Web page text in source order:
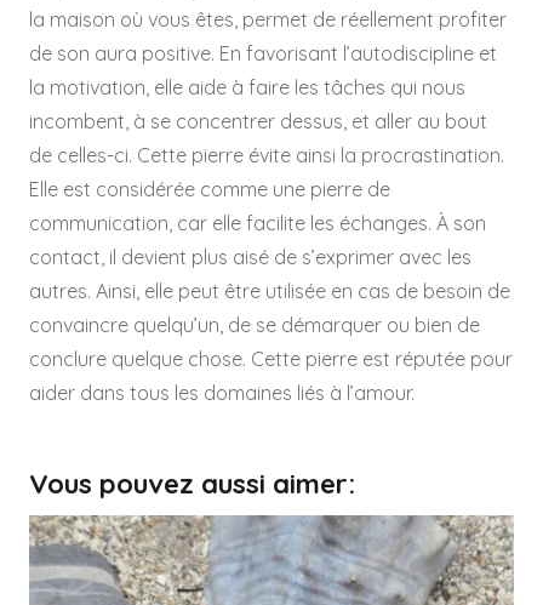
la maison où vous êtes, permet de réellement profiter
de son aura positive. En favorisant l’autodiscipline et
la motivation, elle aide à faire les tâches qui nous
incombent, à se concentrer dessus, et aller au bout
de celles-ci. Cette pierre évite ainsi la procrastination.
Elle est considérée comme une pierre de
communication, car elle facilite les échanges. À son
contact, il devient plus aisé de s’exprimer avec les
autres. Ainsi, elle peut être utilisée en cas de besoin de
convaincre quelqu’un, de se démarquer ou bien de
conclure quelque chose. Cette pierre est réputée pour
aider dans tous les domaines liés à l’amour.
Vous pouvez aussi aimer: